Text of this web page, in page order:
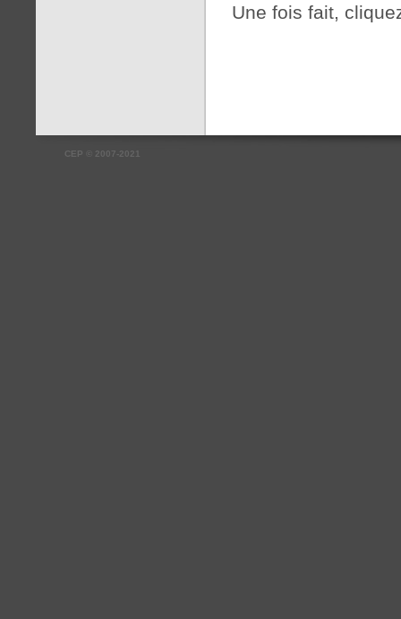
Une fois fait,
CEP 2007-2021